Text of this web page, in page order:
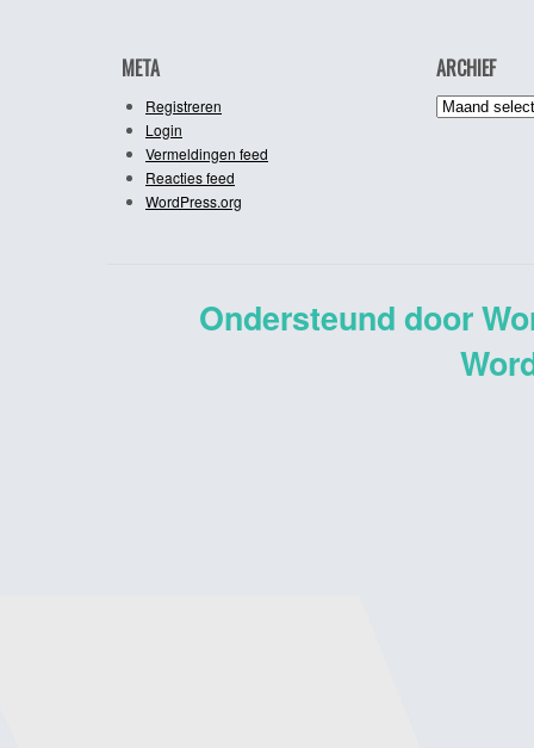
META
Registreren
Login
Vermeldingen feed
Reacties feed
WordPress.org
ARCHIEF
Archief
Ondersteund door